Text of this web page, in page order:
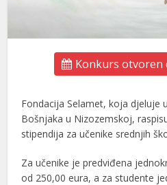
Konkurs otvoren
Fondacija Selamet, koja djeluje
Bošnjaka u Nizozemskoj,
stipendija za učenike srednjih
Za učenike je predviđena
od 250,00 eura, a za studente